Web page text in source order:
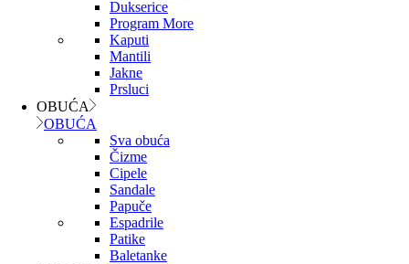
Dukserice
Program More
Kaputi
Mantili
Jakne
Prsluci
OBUĆA
OBUĆA
Sva obuća
Čizme
Cipele
Sandale
Papuče
Espadrile
Patike
Baletanke